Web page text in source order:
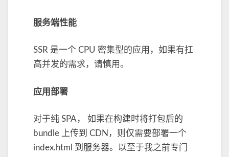
服务端性能
SSR 是一个 CPU 密集型的应用，如果有扛
高并发的需求，请慎用。
应用部署
对于纯 SPA， 如果在构建时将打包后的
bundle 上传到 CDN，则仅需要部署一个
index.html 到服务器。以至于我之前专门